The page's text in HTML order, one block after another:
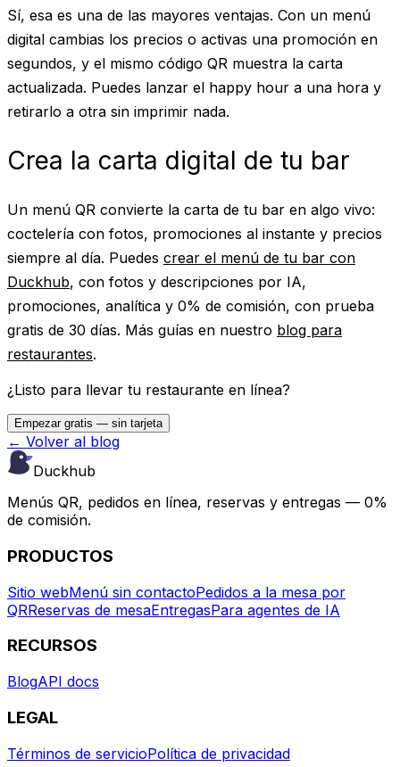
Sí, esa es una de las mayores ventajas. Con un menú
digital cambias los precios o activas una promoción en
segundos, y el mismo código QR muestra la carta
actualizada. Puedes lanzar el happy hour a una hora y
retirarlo a otra sin imprimir nada.
Crea la carta digital de tu bar
Un menú QR convierte la carta de tu bar en algo vivo:
coctelería con fotos, promociones al instante y precios
siempre al día. Puedes crear el menú de tu bar con
Duckhub, con fotos y descripciones por IA,
promociones, analítica y 0% de comisión, con prueba
gratis de 30 días. Más guías en nuestro blog para
restaurantes.
¿Listo para llevar tu restaurante en línea?
Empezar gratis — sin tarjeta
← Volver al blog
Duckhub
Menús QR, pedidos en línea, reservas y entregas — 0%
de comisión.
PRODUCTOS
Sitio webMenú sin contactoPedidos a la mesa por
QRReservas de mesaEntregasPara agentes de IA
RECURSOS
BlogAPI docs
LEGAL
Términos de servicioPolítica de privacidad